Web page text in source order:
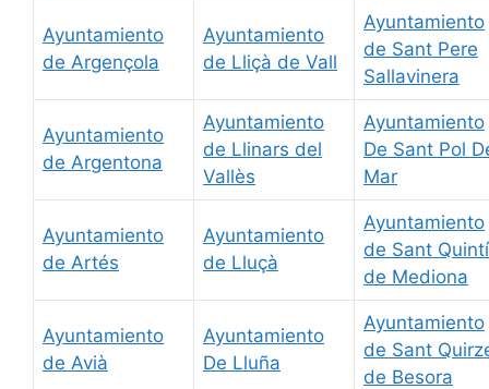
Ayuntamiento
de Argençola
Ayuntamiento
de Lliçà de Vall
Ayuntamiento
de Sant Pere
Sallavinera
Ayuntamiento
de Argentona
Ayuntamiento
de Llinars del
Vallès
Ayuntamiento
De Sant Pol
Mar
Ayuntamiento
de Artés
Ayuntamiento
de Lluçà
Ayuntamiento
de Sant Quintí
de Mediona
Ayuntamiento
de Avià
Ayuntamiento
De Lluña
Ayuntamiento
de Sant
de Besora